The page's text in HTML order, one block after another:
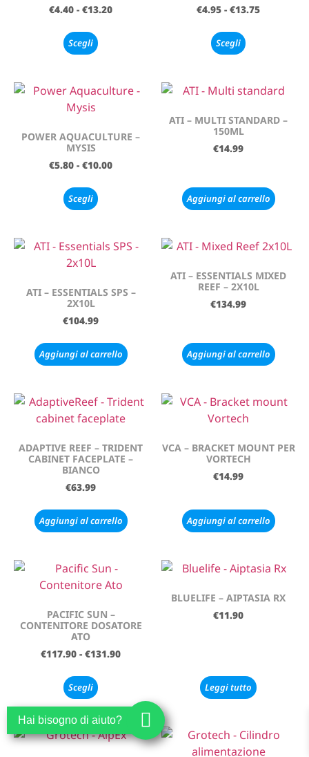
€4.40 - €13.20
Scegli
€4.95 - €13.75
Scegli
POWER AQUACULTURE –
MYSIS
€5.80 - €10.00
Scegli
ATI – MULTI STANDARD –
150ML
€14.99
Aggiungi al carrello
ATI – ESSENTIALS SPS –
2X10L
€104.99
Aggiungi al carrello
ATI – ESSENTIALS MIXED
REEF – 2X10L
€134.99
Aggiungi al carrello
ADAPTIVE REEF – TRIDENT
CABINET FACEPLATE –
BIANCO
€63.99
Aggiungi al carrello
VCA – BRACKET MOUNT PER
VORTECH
€14.99
Aggiungi al carrello
PACIFIC SUN –
CONTENITORE DOSATORE
ATO
€117.90 - €131.90
Scegli
BLUELIFE – AIPTASIA RX
€11.90
Leggi tutto
Hai bisogno di aiuto?